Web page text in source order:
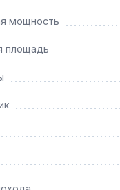
мощность
площадь